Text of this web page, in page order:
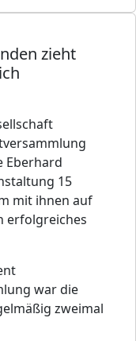
zieht
Eberhard
15
mit ihnen auf
erfolgreiches
war die
zweimal